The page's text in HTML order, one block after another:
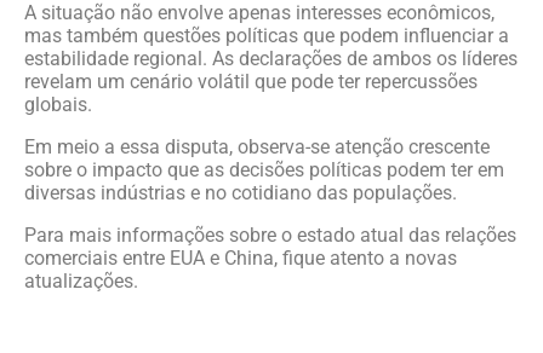
A situação não envolve apenas interesses econômicos,
mas também questões políticas que podem influenciar a
estabilidade regional. As declarações de ambos os líderes
revelam um cenário volátil que pode ter repercussões
globais.
Em meio a essa disputa, observa-se atenção crescente
sobre o impacto que as decisões políticas podem ter em
diversas indústrias e no cotidiano das populações.
Para mais informações sobre o estado atual das relações
comerciais entre EUA e China, fique atento a novas
atualizações.